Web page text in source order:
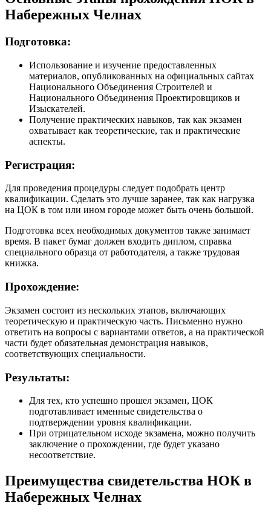
Набережных Челнах
Подготовка:
Использование и изучение предоставленных
материалов, опубликованных на официальных сайтах
Национального Объединения Строителей и
Национального Объединения Проектировщиков и
Изыскателей.
Получение практических навыков, так как экзамен
охватывает как теоретические, так и практические
аспекты.
Регистрация:
Для проведения процедуры следует подобрать центр
квалификации. Сделать это лучше заранее, так как нагрузка
на ЦОК в том или ином городе может быть очень большой.
Подготовка всех необходимых документов также занимает
время. В пакет бумаг должен входить диплом, справка
специального образца от работодателя, а также трудовая
книжка.
Прохождение:
Экзамен состоит из нескольких этапов, включающих
теоретическую и практическую часть. Письменно нужно
ответить на вопросы с вариантами ответов, а на практической
части будет обязательная демонстрация навыков,
соответствующих специальности.
Результаты:
Для тех, кто успешно прошел экзамен, ЦОК
подготавливает именные свидетельства о
подтверждении уровня квалификации.
При отрицательном исходе экзамена, можно получить
заключение о прохождении, где будет указано
несоответствие.
Преимущества свидетельства НОК в
Набережных Челнах